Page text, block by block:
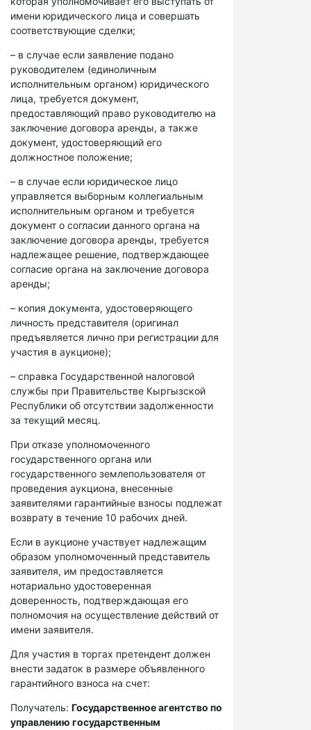
имени юридического лица и совершать
соответствующие сделки;
– в случае если заявление подано
руководителем (единоличным
исполнительным органом) юридического
лица, требуется документ,
предоставляющий право руководителю на
заключение договора аренды, а также
документ, удостоверяющий его
должностное положение;
– в случае если юридическое лицо
управляется выборным коллегиальным
исполнительным органом и требуется
документ о согласии данного органа на
заключение договора аренды, требуется
надлежащее решение, подтверждающее
согласие органа на заключение договора
аренды;
– копия документа, удостоверяющего
личность представителя (оригинал
предъявляется лично при регистрации для
участия в аукционе);
– справка Государственной налоговой
службы при Правительстве Кыргызской
Республики об отсутствии задолженности
за текущий месяц.
При отказе уполномоченного
государственного органа или
государственного землепользователя от
проведения аукциона, внесенные
заявителями гарантийные взносы подлежат
возврату в течение 10 рабочих дней.
Если в аукционе участвует надлежащим
образом уполномоченный представитель
заявителя, им предоставляется
нотариально удостоверенная
доверенность, подтверждающая его
полномочия на осуществление действий от
имени заявителя.
Для участия в торгах претендент должен
внести задаток в размере объявленного
гарантийного взноса на счет:
Получатель: Государственное агентство по
управлению государственным